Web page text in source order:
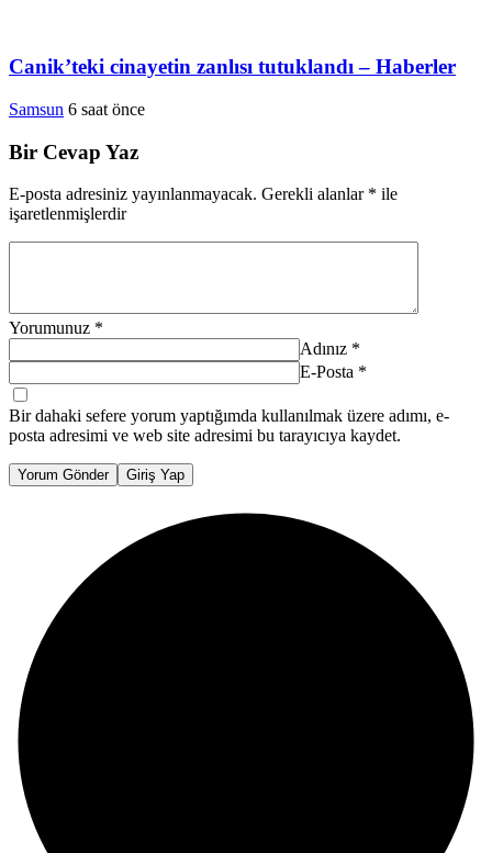
Canik’teki cinayetin zanlısı tutuklandı – Haberler
Samsun 6 saat önce
Bir Cevap Yaz
E-posta adresiniz yayınlanmayacak. Gerekli alanlar * ile
işaretlenmişlerdir
Yorumunuz *
Adınız *
E-Posta *
Bir dahaki sefere yorum yaptığımda kullanılmak üzere adımı, e-
posta adresimi ve web site adresimi bu tarayıcıya kaydet.
Yorum Gönder Giriş Yap